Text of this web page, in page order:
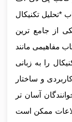
*تحلیل تکنیکال
از جامع‌ ترین
مفاهیمی مانند
را به زبانی
و ساختار
آسان‌ تر
ممکن است